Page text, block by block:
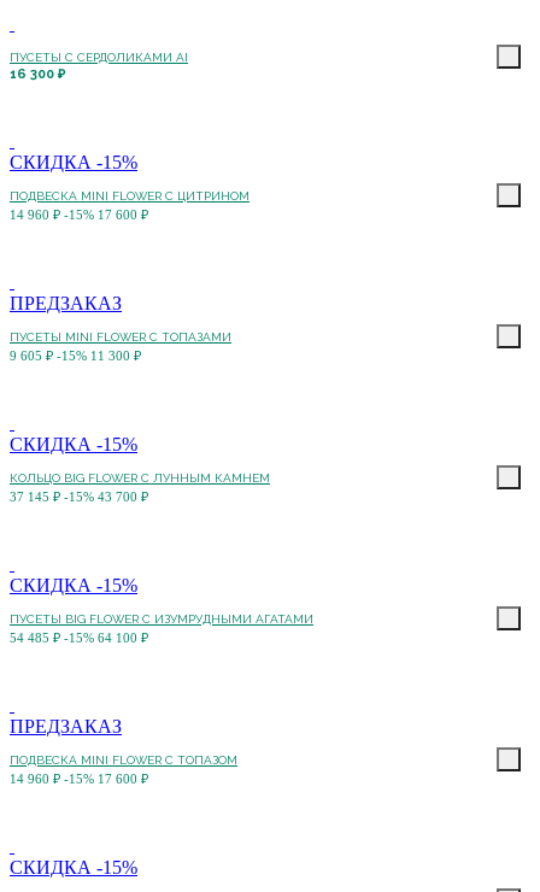
ПУСЕТЫ С CЕРДОЛИКАМИ AI
16 300 ₽
СКИДКА -15%
ПОДВЕСКА MINI FLOWER С ЦИТРИНОМ
14 960 ₽ -15% 17 600 ₽
ПРЕДЗАКАЗ
ПУСЕТЫ MINI FLOWER С ТОПАЗАМИ
9 605 ₽ -15% 11 300 ₽
СКИДКА -15%
КОЛЬЦО BIG FLOWER С ЛУННЫМ КАМНЕМ
37 145 ₽ -15% 43 700 ₽
СКИДКА -15%
ПУСЕТЫ BIG FLOWER С ИЗУМРУДНЫМИ АГАТАМИ
54 485 ₽ -15% 64 100 ₽
ПРЕДЗАКАЗ
ПОДВЕСКА MINI FLOWER С ТОПАЗОМ
14 960 ₽ -15% 17 600 ₽
СКИДКА -15%